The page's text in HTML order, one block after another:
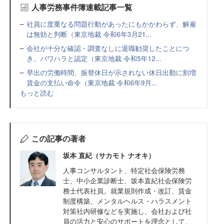
人事労務事件簿連載記事一覧
社員に度重なる問題行動があったにもかかわらず、解雇
は無効と判断（東京地裁 令和6年3月21...
会社が十分な確認・調査なしに退職勧奨したことにつ
き、パワハラと認定（東京地裁 令和5年12...
早出の労働時間、振替休日が示されない休日出勤に割増
賃金の支払い命令（東京地裁 令和6年9月...
もっと読む
この記事の著者
坂本 直紀（サカモト ナオキ）
人事コンサルタント、特定社会保険労務
士、中小企業診断士、坂本直紀社会保険労
務士代表社員。就業規則作成・改訂、賃金
制度構築、メンタルヘルス・ハラスメント
対策社内研修などを実施し、会社および社
員の活力と安心のサポートを理念として、